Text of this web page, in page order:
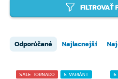
FILTROVAŤ
Odporúčané Najlacnejší
SALE TORNADO
6 VARIÁNT
6